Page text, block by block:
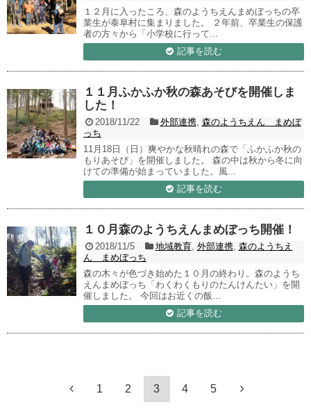
１２月に入ったころ、森のようちえんまめぼっちの卒
業生が泰阜村に集まりました。 ２年前、卒業生の保護
者の方々から「小学校に行って...
記事を読む
１１月ふかふか秋の森あそびを開催しま
した！
2018/11/22 外部連携, 森のようちえん まめぼ
っち
11月18日（日）爽やかな秋晴れの森で「ふかふか秋の
もりあそび」を開催しました。 森の中は秋から冬に向
けての準備が始まっていました。風...
記事を読む
１０月森のようちえんまめぼっち開催！
2018/11/5 地域教育, 外部連携, 森のようちえ
ん まめぼっち
森の木々が色づき始めた１０月の終わり。森のようち
えんまめぼっち「わくわくもりのたんけんたい」を開
催しました。 今回はお近くの飯...
記事を読む
1 2 3 4 5